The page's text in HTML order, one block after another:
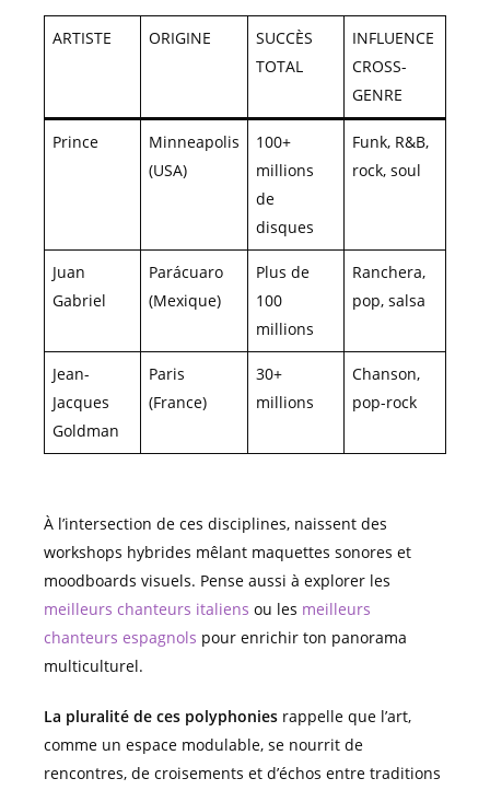
ARTISTE ORIGINE
SUCCÈS
TOTAL
INFLUENCE
CROSS-
GENRE
Prince
Minneapolis
(USA)
100+
millions
de
disques
Funk, R&B,
rock, soul
Juan
Gabriel
Parácuaro
(Mexique)
Plus de
100
millions
Ranchera,
pop, salsa
Jean-
Jacques
Goldman
Paris
(France)
30+
millions
Chanson,
pop-rock
À l’intersection de ces disciplines, naissent des
workshops hybrides mêlant maquettes sonores et
moodboards visuels. Pense aussi à explorer les
meilleurs chanteurs italiens ou les meilleurs
chanteurs espagnols pour enrichir ton panorama
multiculturel.
La pluralité de ces polyphonies rappelle que l’art,
comme un espace modulable, se nourrit de
rencontres, de croisements et d’échos entre traditions